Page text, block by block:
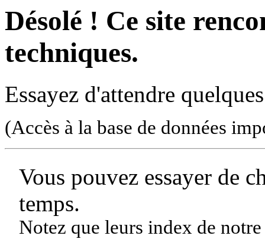
Désolé ! Ce site
techniques.
Essayez d'attendre
(Accès à la base de données
Vous pouvez essayer de
temps.
Notez que leurs index de